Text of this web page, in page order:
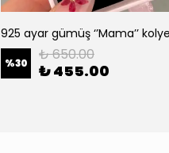
925 ayar gümüş ‘’Mama’’ kolye
%30 ₺ 650.00
₺ 455.00